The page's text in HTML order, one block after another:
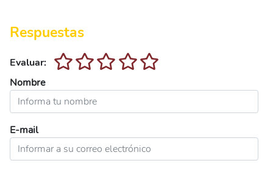
Respuestas
Evaluar:
Nombre
E-mail